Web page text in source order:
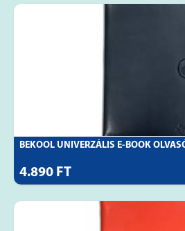
BEKOOL UNIVERZÁLIS E-BOOK
4.890 FT